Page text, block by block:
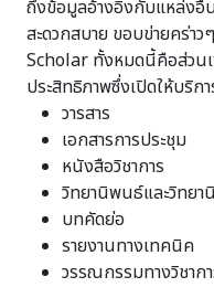
ถึงข้อมูลอ้างอิงกับแหล่งอื่
สะดวกสบาย ขอบข่ายคร่าว
Scholar ทั้งหมดนี้คือส่วน
ประสิทธิภาพซึ่งเปิดให้บริ
วารสาร
เอกสารการประชุม
หนังสือวิชาการ
วิทยานิพนธ์และวิทย
บทคัดย่อ
รายงานทางเทคนิค
วรรณกรรมทางวิชาก